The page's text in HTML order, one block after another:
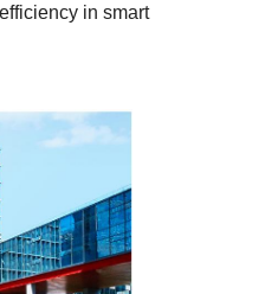
in smart